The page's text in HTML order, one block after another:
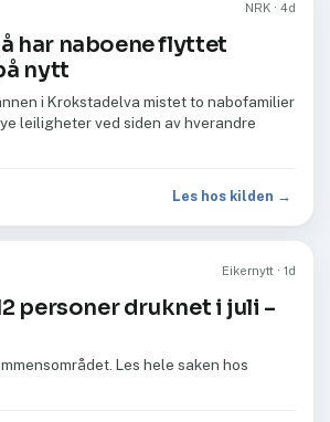
NRK · 4d
har naboene flyttet
nytt
i Krokstadelva mistet to nabofamilier
leiligheter ved siden av hverandre
Les hos kilden →
Eikernytt · 1d
personer druknet i juli –
Les hele saken hos